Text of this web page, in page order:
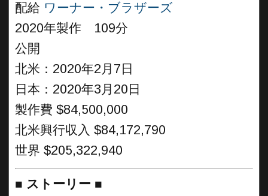
配給 ワーナー・ブラザーズ
2020年製作 109分
公開
北米：2020年2月7日
日本：2020年3月20日
製作費 $84,500,000
北米興行収入 $84,172,790
世界 $205,322,940
■ ストーリー ■